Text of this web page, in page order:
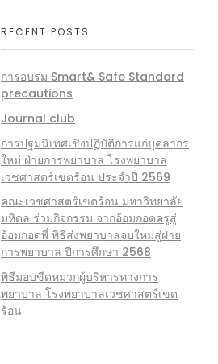
RECENT POSTS
การอบรม Smart& Safe Standard
precautions
Journal club
การปฐมนิเทศเชิงปฏิบัติการแก่บุคลากร
ใหม่ ฝ่ายการพยาบาล โรงพยาบาล
เวชศาสตร์เขตร้อน ประจำปี 2569
คณะเวชศาสตร์เขตร้อน มหาวิทยาลัย
มหิดล ร่วมกิจกรรม จากอ้อมกอดครูสู่
อ้อมกอดพี่ พิธีส่งพยาบาลจบใหม่สู่ฝ่าย
การพยาบาล ปีการศึกษา 2568
พิธีมอบขีดหมวกผู้บริหารทางการ
พยาบาล โรงพยาบาลเวชศาสตร์เขต
ร้อน